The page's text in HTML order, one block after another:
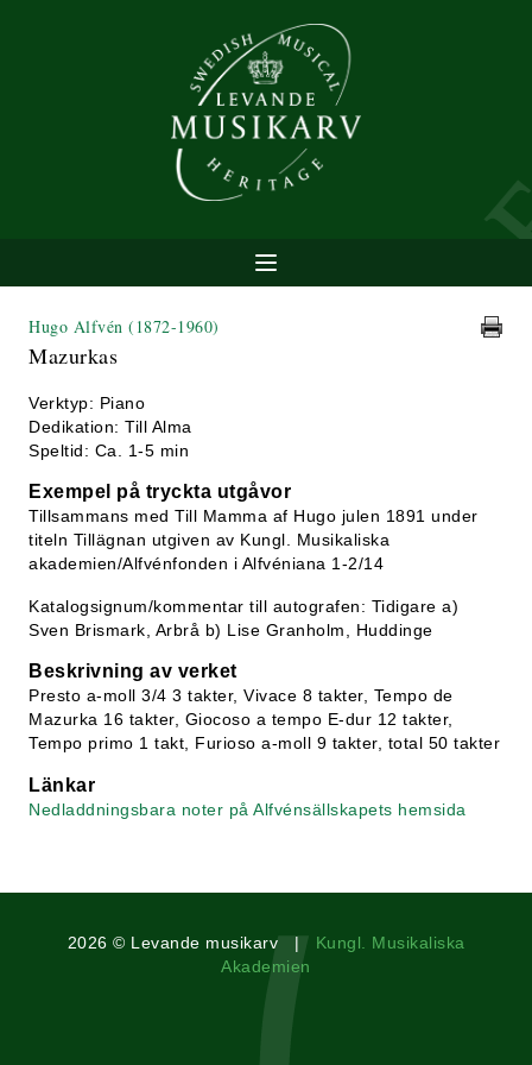
Hugo Alfvén (1872-1960)
Mazurkas
Verktyp: Piano
Dedikation: Till Alma
Speltid: Ca. 1-5 min
Exempel på tryckta utgåvor
Tillsammans med Till Mamma af Hugo julen 1891 under
titeln Tillägnan utgiven av Kungl. Musikaliska
akademien/Alfvénfonden i Alfvéniana 1-2/14
Katalogsignum/kommentar till autografen: Tidigare a)
Sven Brismark, Arbrå b) Lise Granholm, Huddinge
Beskrivning av verket
Presto a-moll 3/4 3 takter, Vivace 8 takter, Tempo de
Mazurka 16 takter, Giocoso a tempo E-dur 12 takter,
Tempo primo 1 takt, Furioso a-moll 9 takter, total 50 takter
Länkar
Nedladdningsbara noter på Alfvénsällskapets hemsida
2026 © Levande musikarv | Kungl. Musikaliska
Akademien